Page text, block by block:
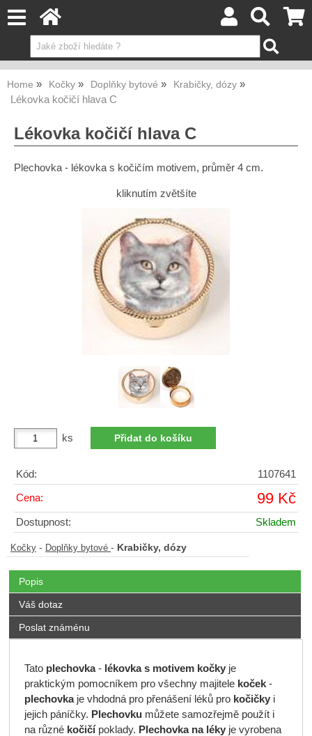
Home Kočky Doplňky bytové Krabičky, dózy
Lékovka kočičí hlava C
Lékovka kočičí hlava C
Plechovka - lékovka s kočičím motivem, průměr 4 cm.
kliknutím zvětšíte
ks
Kód: 1107641
Cena: 99 Kč
Dostupnost: Skladem
Kočky - Doplňky bytové - Krabičky, dózy
Popis
Váš dotaz
Poslat známénu
Tato plechovka- lékovka s motivem kočkyje
praktickým pomocníkem pro všechny majitele koček-
plechovkaje vhdodná pro přenášení léků pro kočičkyi
jejich páníčky. Plechovkumůžete samozřejmě použít i
na různé kočičípoklady. Plechovka na lékyje vyrobena